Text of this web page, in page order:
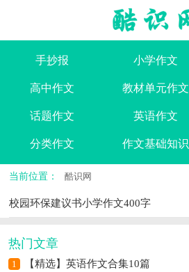
手抄报 小学作文
高中作文 教材单元作文
话题作文 英语作文
分类作文 作文基础知识
当前位置： 酷识网
校园环保建议书小学作文400字
热门文章
1 【精选】英语作文合集10篇